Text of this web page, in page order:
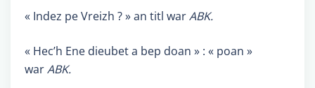
« Indez pe Vreizh ? » an titl warABK.
« Hec’h Ene dieubet a bep doan » : « poan »
warABK.